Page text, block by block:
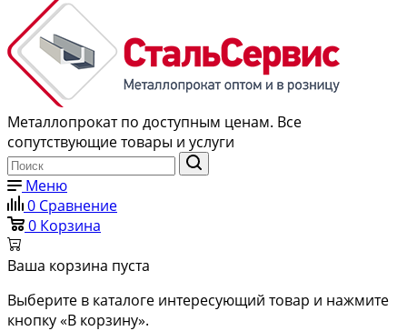
Металлопрокат по доступным ценам. Все
сопутствующие товары и услуги
Меню
0 Сравнение
0 Корзина
Ваша корзина пуста
Выберите в каталоге интересующий товар и нажмите
кнопку «В корзину».